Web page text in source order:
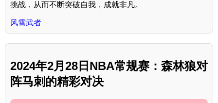
挑战，从而不断突破自我，成就非凡。
风雪武者
2024年2月28日NBA常规赛：森林狼对
阵马刺的精彩对决